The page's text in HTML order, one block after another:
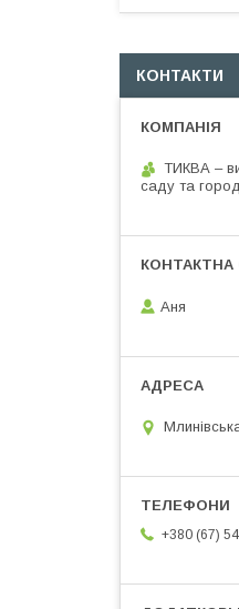
КОНТАКТИ
ТИКВА –
саду та
Аня
+380 (67)